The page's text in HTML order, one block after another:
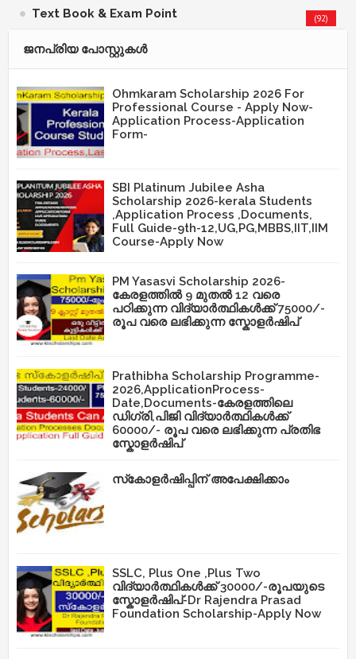
Text Book & Exam Point (92)
ജനപ്രിയ പോസ്റ്റുകള്‍‌
Ohmkaram Scholarship 2026 For
Professional Course - Apply Now-
Application Process-Application
Form-
SBI Platinum Jubilee Asha
Scholarship 2026-kerala Students
,Application Process ,Documents,
Full Guide-9th-12,UG,PG,MBBS,IIT,IIM
Course-Apply Now
PM Yasasvi Scholarship 2026-
കേരളത്തിൽ 9 മുതൽ 12 വരെ
പഠിക്കുന്ന വിദ്യാർത്ഥികൾക്ക് 75000/-
രൂപ വരെ ലഭിക്കുന്ന സ്കോളർഷിപ്
Prathibha Scholarship Programme-
2026,ApplicationProcess-
Date,Documents-കേരളത്തിലെ
ഡിഗ്രി,പിജി വിദ്യാർത്ഥികൾക്ക്
60000/- രൂപ വരെ ലഭിക്കുന്ന പ്രതിഭ
സ്കോളർഷിപ്
സ്‌കോളർഷിപ്പിന് അപേക്ഷിക്കാം
SSLC, Plus One ,Plus Two
വിദ്യാർത്ഥികൾക്ക് 30000/-രൂപയുടെ
സ്കോളർഷിപ്-Dr Rajendra Prasad
Foundation Scholarship-Apply Now